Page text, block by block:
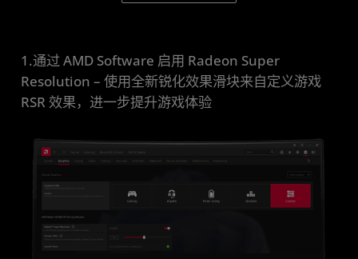
1.通过 AMD Software 启用 Radeon Super
Resolution – 使用全新锐化效果滑块来自定义游戏
RSR 效果，进一步提升游戏体验